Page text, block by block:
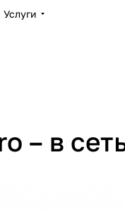
Услуги
– в